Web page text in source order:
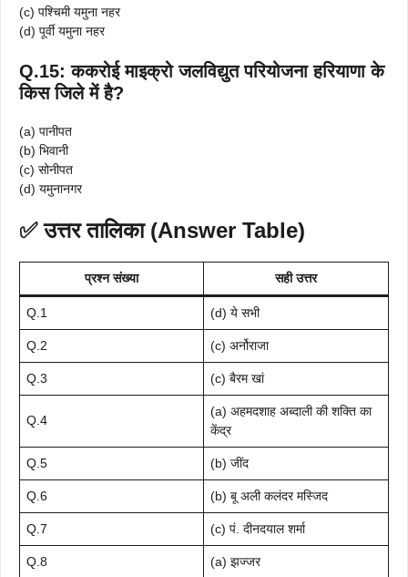
(c) पश्चिमी यमुना नहर
(d) पूर्वी यमुना नहर
Q.15: ककरोई माइक्रो जलविद्युत परियोजना हरियाणा के
किस जिले में है?
(a) पानीपत
(b) भिवानी
(c) सोनीपत
(d) यमुनानगर
✅उत्तर तालिका (Answer Table)
प्रश्न संख्या सही उत्तर
Q.1 (d) ये सभी
Q.2 (c) अर्नोराजा
Q.3 (c) बैरम खां
Q.4
(a) अहमदशाह अब्दाली की शक्ति का
केंद्र
Q.5 (b) जींद
Q.6 (b) बू अली कलंदर मस्जिद
Q.7 (c) पं. दीनदयाल शर्मा
Q.8 (a) झज्जर